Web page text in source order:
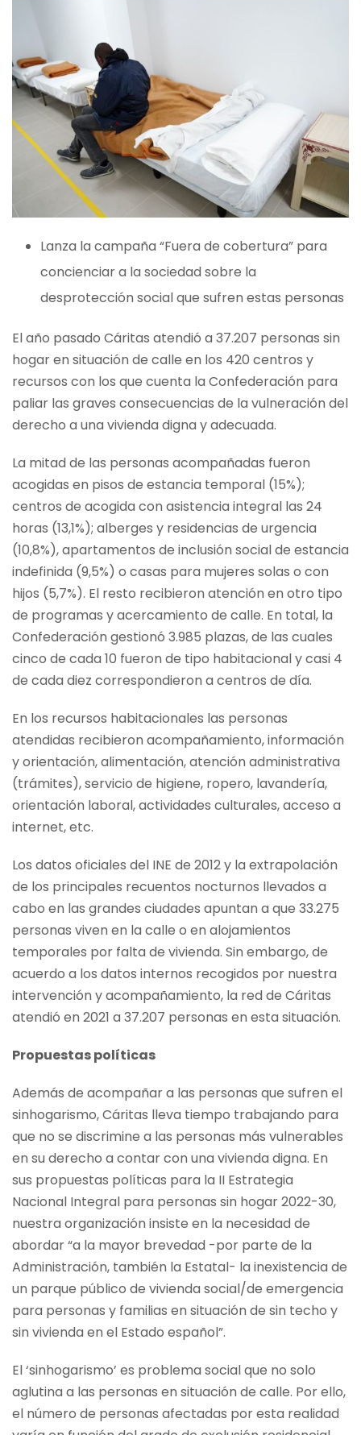
Lanza la campaña “Fuera de cobertura” para
concienciar a la sociedad sobre la
desprotección social que sufren estas personas
El año pasado Cáritas atendió a 37.207 personas sin
hogar en situación de calle en los 420 centros y
recursos con los que cuenta la Confederación para
paliar las graves consecuencias de la vulneración del
derecho a una vivienda digna y adecuada.
La mitad de las personas acompañadas fueron
acogidas en pisos de estancia temporal (15%);
centros de acogida con asistencia integral las 24
horas (13,1%); alberges y residencias de urgencia
(10,8%), apartamentos de inclusión social de estancia
indefinida (9,5%) o casas para mujeres solas o con
hijos (5,7%). El resto recibieron atención en otro tipo
de programas y acercamiento de calle. En total, la
Confederación gestionó 3.985 plazas, de las cuales
cinco de cada 10 fueron de tipo habitacional y casi 4
de cada diez correspondieron a centros de día.
En los recursos habitacionales las personas
atendidas recibieron acompañamiento, información
y orientación, alimentación, atención administrativa
(trámites), servicio de higiene, ropero, lavandería,
orientación laboral, actividades culturales, acceso a
internet, etc.
Los datos oficiales del INE de 2012 y la extrapolación
de los principales recuentos nocturnos llevados a
cabo en las grandes ciudades apuntan a que 33.275
personas viven en la calle o en alojamientos
temporales por falta de vivienda. Sin embargo, de
acuerdo a los datos internos recogidos por nuestra
intervención y acompañamiento, la red de Cáritas
atendió en 2021 a 37.207 personas en esta situación.
Propuestas políticas
Además de acompañar a las personas que sufren el
sinhogarismo, Cáritas lleva tiempo trabajando para
que no se discrimine a las personas más vulnerables
en su derecho a contar con una vivienda digna. En
sus propuestas políticas para la II Estrategia
Nacional Integral para personas sin hogar 2022-30,
nuestra organización insiste en la necesidad de
abordar “a la mayor brevedad -por parte de la
Administración, también la Estatal- la inexistencia de
un parque público de vivienda social/de emergencia
para personas y familias en situación de sin techo y
sin vivienda en el Estado español”.
El ‘sinhogarismo’ es problema social que no solo
aglutina a las personas en situación de calle. Por ello,
el número de personas afectadas por esta realidad